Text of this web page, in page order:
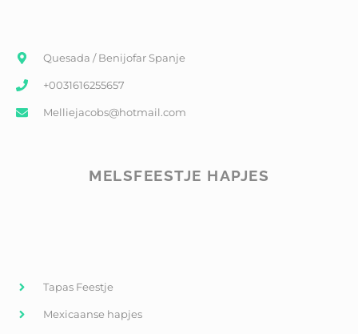
Quesada / Benijofar Spanje
+0031616255657
Melliejacobs@hotmail.com
MELSFEESTJE HAPJES
Tapas Feestje
Mexicaanse hapjes